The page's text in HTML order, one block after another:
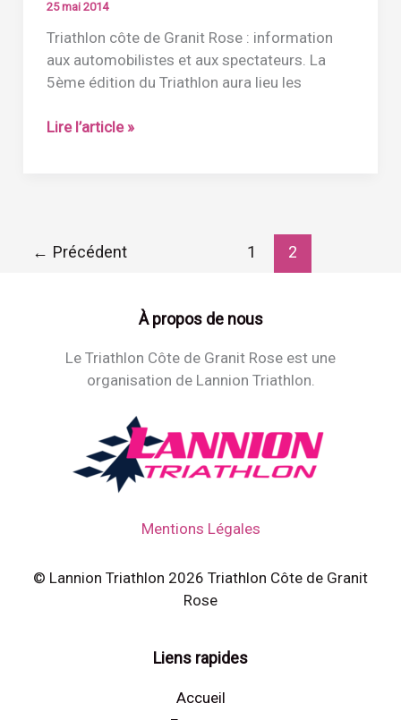
25 mai 2014
Triathlon côte de Granit Rose : information
aux automobilistes et aux spectateurs. La
5ème édition du Triathlon aura lieu les
Infos
Lire l’article »
← Précédent 1 2
À propos de nous
Le Triathlon Côte de Granit Rose est une
organisation de Lannion Triathlon.
Mentions Légales
© Lannion Triathlon 2026 Triathlon Côte de Granit
Rose
Liens rapides
Accueil